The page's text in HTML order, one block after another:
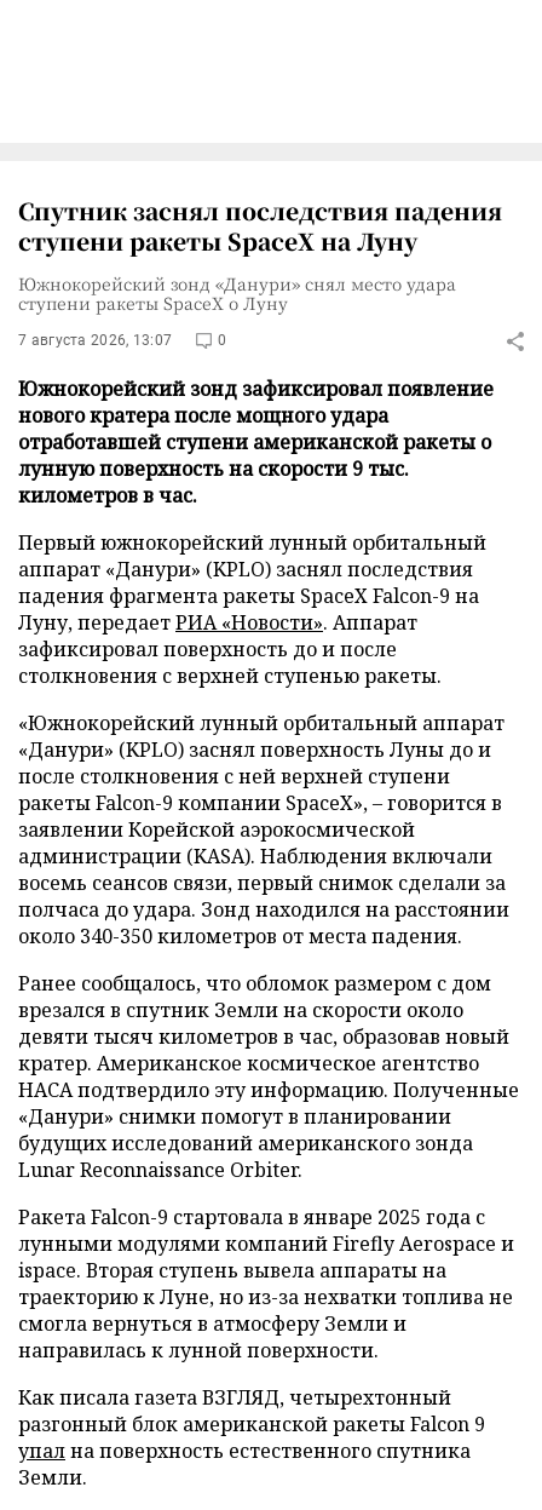
Спутник заснял последствия падения
ступени ракеты SpaceX на Луну
Южнокорейский зонд «Данури» снял место удара
ступени ракеты SpaceX о Луну
7 августа 2026, 13:07 0
Южнокорейский зонд зафиксировал появление
нового кратера после мощного удара
отработавшей ступени американской ракеты о
лунную поверхность на скорости 9 тыс.
километров в час.
Первый южнокорейский лунный орбитальный
аппарат «Данури» (KPLO) заснял последствия
падения фрагмента ракеты SpaceX Falcon-9 на
Луну, передаетРИА «Новости». Аппарат
зафиксировал поверхность до и после
столкновения с верхней ступенью ракеты.
«Южнокорейский лунный орбитальный аппарат
«Данури» (KPLO) заснял поверхность Луны до и
после столкновения с ней верхней ступени
ракеты Falcon-9 компании SpaceX», – говорится в
заявлении Корейской аэрокосмической
администрации (KASA). Наблюдения включали
восемь сеансов связи, первый снимок сделали за
полчаса до удара. Зонд находился на расстоянии
около 340-350 километров от места падения.
Ранее сообщалось, что обломок размером с дом
врезался в спутник Земли на скорости около
девяти тысяч километров в час, образовав новый
кратер. Американское космическое агентство
НАСА подтвердило эту информацию. Полученные
«Данури» снимки помогут в планировании
будущих исследований американского зонда
Lunar Reconnaissance Orbiter.
Ракета Falcon-9 стартовала в январе 2025 года с
лунными модулями компаний Firefly Aerospace и
ispace. Вторая ступень вывела аппараты на
траекторию к Луне, но из-за нехватки топлива не
смогла вернуться в атмосферу Земли и
направилась к лунной поверхности.
Как писала газета ВЗГЛЯД, четырехтонный
разгонный блок американской ракеты Falcon 9
упална поверхность естественного спутника
Земли.